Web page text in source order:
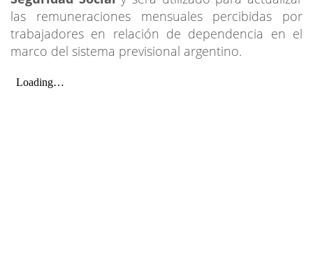
las remuneraciones mensuales percibidas por
trabajadores en relación de dependencia en el
marco del sistema previsional argentino.